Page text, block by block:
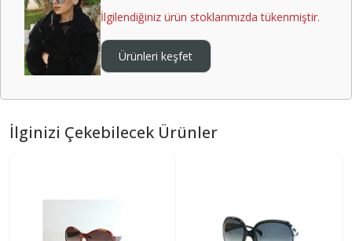
İlgilendiğiniz ürün stoklarımızda tükenmiştir.
Ürünleri keşfet
İlginizi Çekebilecek Ürünler